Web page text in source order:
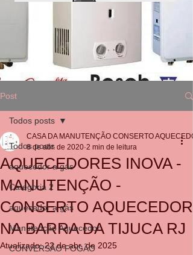
Post
Todos posts
aquecedor a gás
Categoria 2
aquecedor a gás
Manutenção Aquecedor
CONVERSÃO FOGÃO
Todos posts
AQUECEDORES INOVA -
MANUTENÇÃO -
CONSERTO AQUECEDOR
NA BARRA DA TIJUCA RJ
CASA DA MANUTENÇÃO CONSERTO
8 de abr. de 2020 2 min de leitura
Atualizado:22 de abr. de 2025